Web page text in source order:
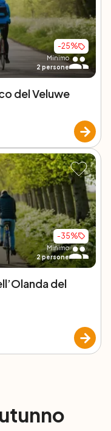
-25%
Minimo
2 persone
del Veluwe
-35%
Minimo
2 persone
del